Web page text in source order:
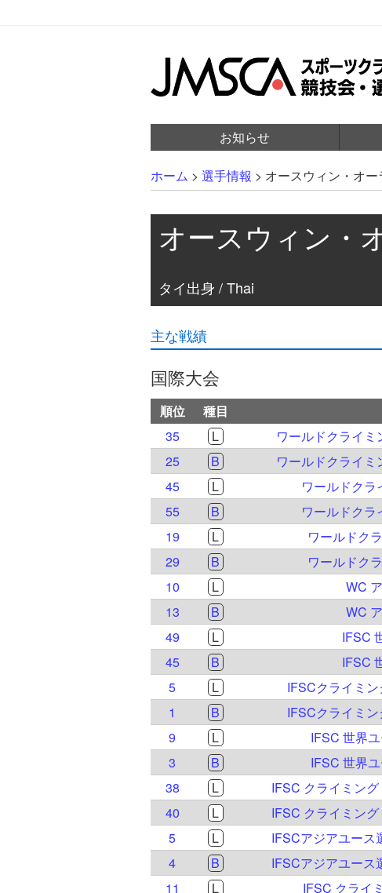
お知らせ
ホーム > 選手情報 > オースウィン・オー
オースウィン・
タイ出身 / Thai
主な戦績
国際大会
順位 種目
35
L ワールドクライ
25
B ワールドクライ
45
L ワールドク
55
B ワールドク
19
L ワールドク
29
B ワールドク
10
L WC
13
B WC
49
L IFSC
45
B IFSC
5
L IFSCクライミ
1
B IFSCクライミ
9
L IFSC 世界
3
B IFSC 世界
38
L IFSC クライミン
40
L IFSC クライミン
5
L IFSCアジアユース
4
B IFSCアジアユース
11
L IFSC クライ